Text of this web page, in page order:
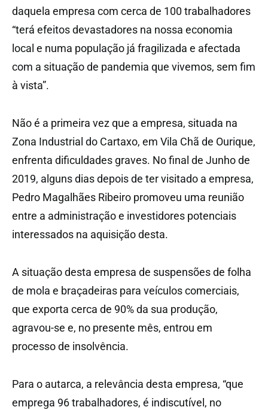
daquela empresa com cerca de 100 trabalhadores
“terá efeitos devastadores na nossa economia
local e numa população já fragilizada e afectada
com a situação de pandemia que vivemos, sem fim
à vista”.
Não é a primeira vez que a empresa, situada na
Zona Industrial do Cartaxo, em Vila Chã de Ourique,
enfrenta dificuldades graves. No final de Junho de
2019, alguns dias depois de ter visitado a empresa,
Pedro Magalhães Ribeiro promoveu uma reunião
entre a administração e investidores potenciais
interessados na aquisição desta.
A situação desta empresa de suspensões de folha
de mola e braçadeiras para veículos comerciais,
que exporta cerca de 90% da sua produção,
agravou-se e, no presente mês, entrou em
processo de insolvência.
Para o autarca, a relevância desta empresa, “que
emprega 96 trabalhadores, é indiscutível, no